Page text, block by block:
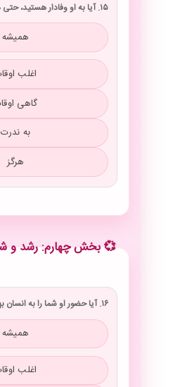
۱۵. آیا به او وفادار هستید، حتی در غیاب او؟
همیشه
اغلب
گاهی
به ندرت
هرگز
💞 بخش چهارم: رشد و
۱۶. آیا حضور او شما را به انسان بهتری تبدیل می‌کند؟
همیشه
اغلب